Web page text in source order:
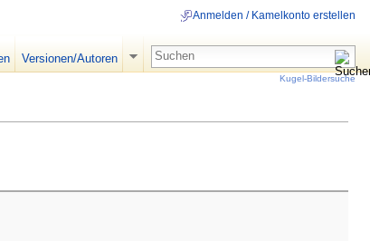
Anmelden / Kamelkonto erstellen
Versionen/Autoren
Kugel-Bildersuche